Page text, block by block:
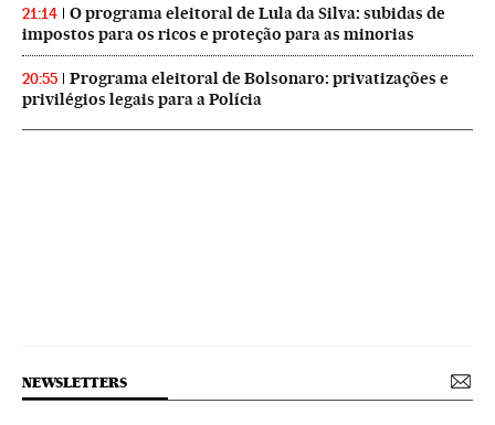
21:14
O programa eleitoral de Lula da Silva: subidas de
impostos para os ricos e proteção para as minorias
20:55
Programa eleitoral de Bolsonaro: privatizações e
privilégios legais para a Polícia
NEWSLETTERS